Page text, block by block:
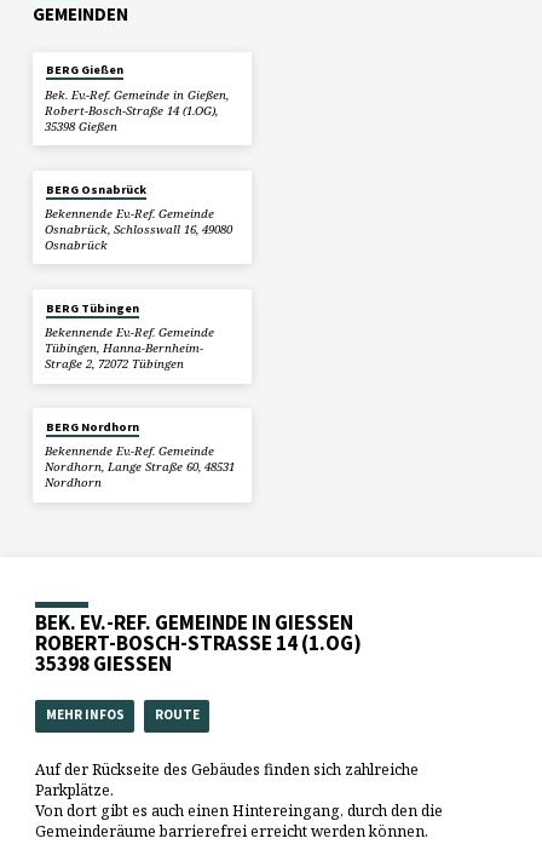
GEMEINDEN
BERG Gießen
Bek. Ev.-Ref. Gemeinde in Gießen,
Robert-Bosch-Straße 14 (1.OG),
35398 Gießen
BERG Osnabrück
Bekennende Ev.-Ref. Gemeinde
Osnabrück, Schlosswall 16, 49080
Osnabrück
BERG Tübingen
Bekennende Ev.-Ref. Gemeinde
Tübingen, Hanna-Bernheim-
Straße 2, 72072 Tübingen
BERG Nordhorn
Bekennende Ev.-Ref. Gemeinde
Nordhorn, Lange Straße 60, 48531
Nordhorn
BEK. EV.-REF. GEMEINDE IN GIESSEN
ROBERT-BOSCH-STRASSE 14 (1.OG)
35398 GIESSEN
MEHR INFOS ROUTE
Auf der Rückseite des Gebäudes finden sich zahlreiche
Parkplätze.
Von dort gibt es auch einen Hintereingang, durch den die
Gemeinderäume barrierefrei erreicht werden können.